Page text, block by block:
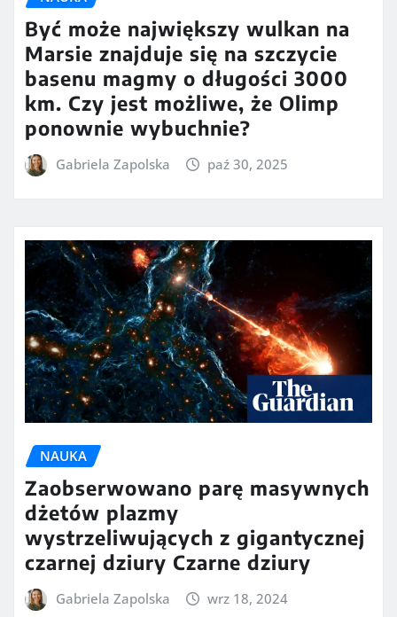
Być może największy wulkan na
Marsie znajduje się na szczycie
basenu magmy o długości 3000
km. Czy jest możliwe, że Olimp
ponownie wybuchnie?
Gabriela Zapolska paź 30, 2025
NAUKA
Zaobserwowano parę masywnych
dżetów plazmy
wystrzeliwujących z gigantycznej
czarnej dziury Czarne dziury
Gabriela Zapolska wrz 18, 2024